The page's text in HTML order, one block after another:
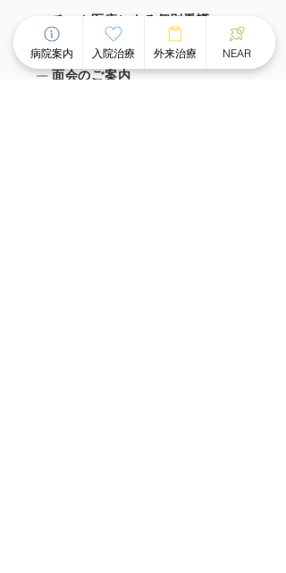
チーム医療による個別看護
スピーディな受け⼊れ体制
⾯会のご案内
病院案内 入院治療 外来治療 NEAR